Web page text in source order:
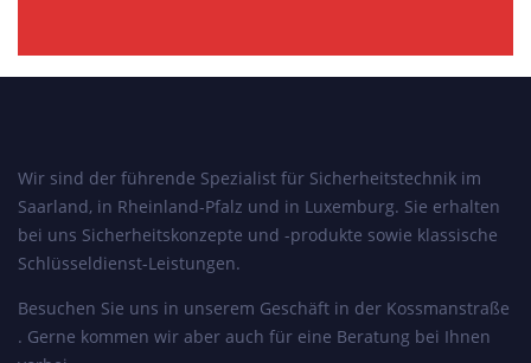
Wir sind der führende Spezialist für Sicherheitstechnik im
Saarland, in Rheinland-Pfalz und in Luxemburg. Sie erhalten
bei uns Sicherheitskonzepte und -produkte sowie klassische
Schlüsseldienst-Leistungen.
Besuchen Sie uns in unserem Geschäft in der Kossmanstraße
. Gerne kommen wir aber auch für eine Beratung bei Ihnen